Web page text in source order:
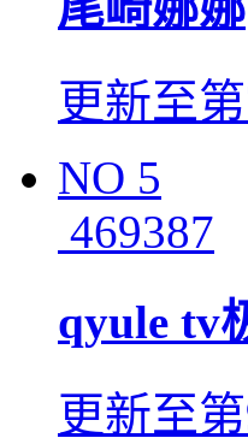
更新至
NO 5
469387
qyule tv
更新至